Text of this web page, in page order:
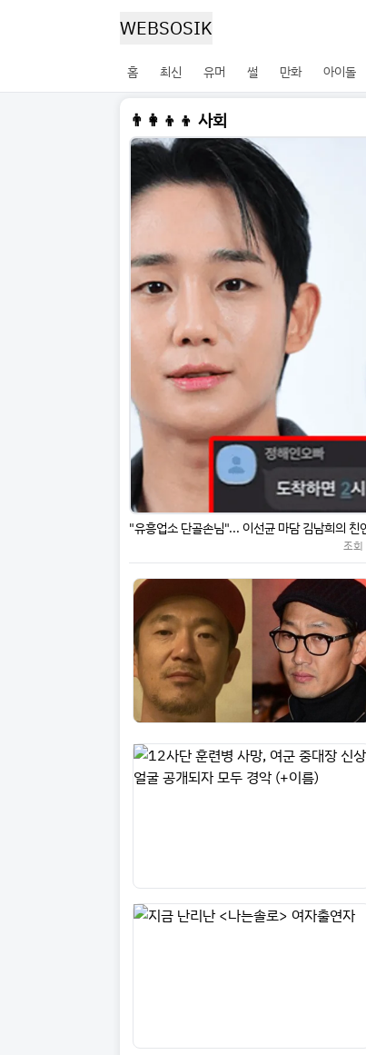
WEBSOSIK
홈 최신 유머 썰 만화 아이돌
👨‍👩‍👦‍👦 사회
조회